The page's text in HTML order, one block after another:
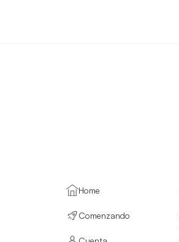
Home
Comenzando